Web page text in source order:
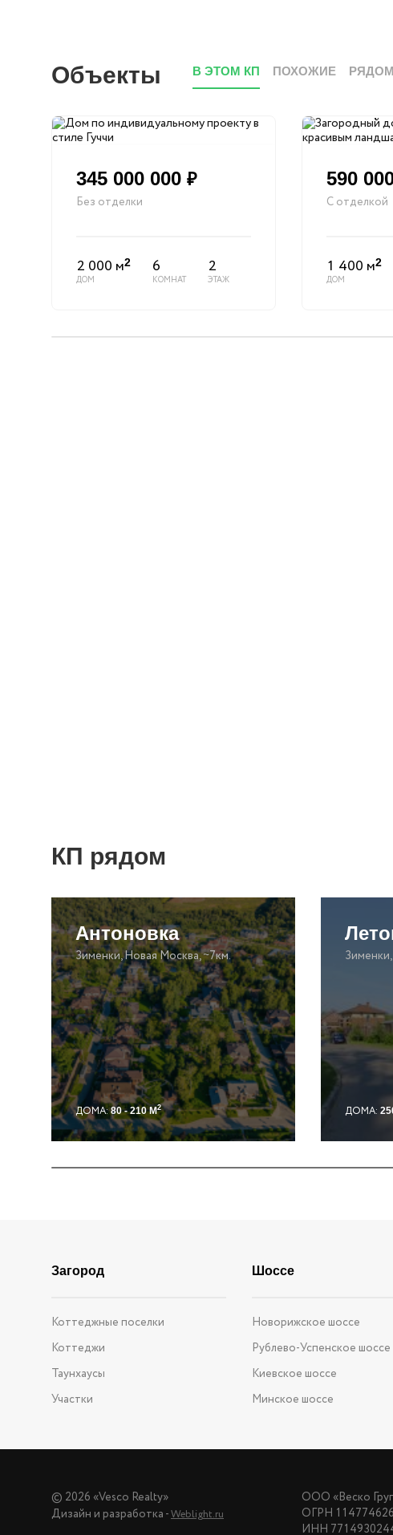
Объекты В ЭТОМ КП ПОХОЖИЕ РЯДОМ
345 000 000 ₽
Без отделки
2 000 м2
ДОМ
6
КОМНАТ
2
ЭТАЖ
590
С отделкой
1 400 м2
ДОМ
КП рядом
Антоновка
Зименки, Новая Москва, ~7км.
ДОМА:80 - 210 М2 ДОМА:
Загород
Коттеджные поселки
Коттеджи
Таунхаусы
Участки
Шоссе
Новорижское шоссе
Рублево-Успенское шоссе
Киевское шоссе
Минское шоссе
© 2026 «Vesco Realty»
Дизайн и разработка -Weblight.ru
ООО «Веско
ОГРН
ИНН